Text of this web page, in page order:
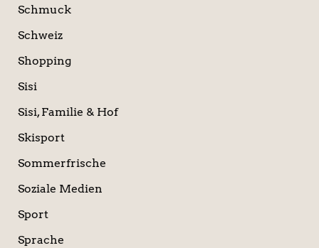
Schmuck
Schweiz
Shopping
Sisi
Sisi, Familie & Hof
Skisport
Sommerfrische
Soziale Medien
Sport
Sprache